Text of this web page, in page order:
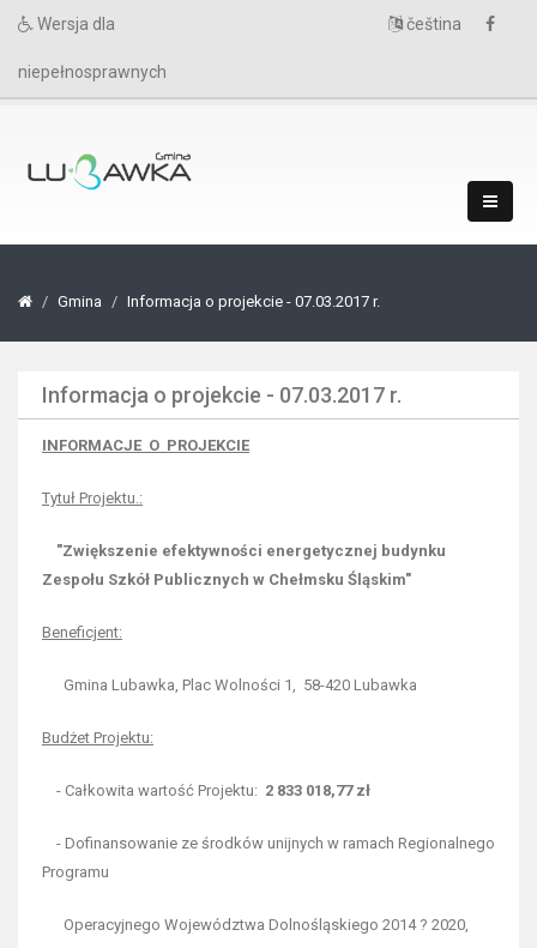
Wersja dla
niepełnosprawnych
čeština
Gmina Informacja o projekcie - 07.03.2017 r.
Informacja o projekcie - 07.03.2017 r.
INFORMACJE O PROJEKCIE
Tytuł Projektu.:
"Zwiększenie efektywności energetycznej budynku
Zespołu Szkół Publicznych w Chełmsku Śląskim"
Beneficjent:
Gmina Lubawka, Plac Wolności 1, 58-420 Lubawka
Budżet Projektu:
- Całkowita wartość Projektu: 2 833 018,77 zł
- Dofinansowanie ze środków unijnych w ramach Regionalnego
Programu
Operacyjnego Województwa Dolnośląskiego 2014 ? 2020,